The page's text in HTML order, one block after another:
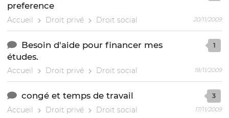
preference
Accueil Droit privé Droit social 20/11/2009
Besoin d'aide pour financer mes
études.
Accueil Droit privé Droit social
1
19/11/2009
congé et temps de travail
Accueil Droit privé Droit social
3
17/11/2009